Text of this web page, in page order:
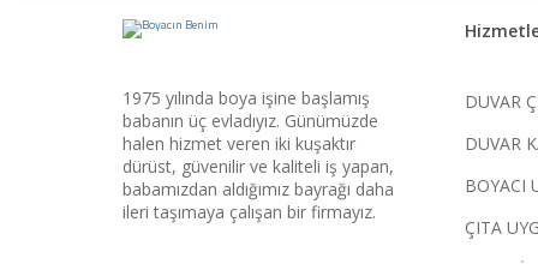
DUVAR
DUVAR
BOYACI
ÇITA
1975 yılında boya işine başlamış
babanın üç evladıyız. Günümüzde
halen hizmet veren iki kuşaktır
dürüst, güvenilir ve kaliteli iş yapan,
babamızdan aldığımız bayrağı daha
ileri taşımaya çalışan bir firmayız.